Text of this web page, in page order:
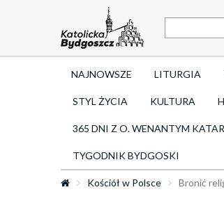
NAJNOWSZE LITURGIA
STYL ŻYCIA KULTURA
365 DNI Z O. WENANTYM
TYGODNIK BYDGOSKI
Kościół w Polsce Bronić